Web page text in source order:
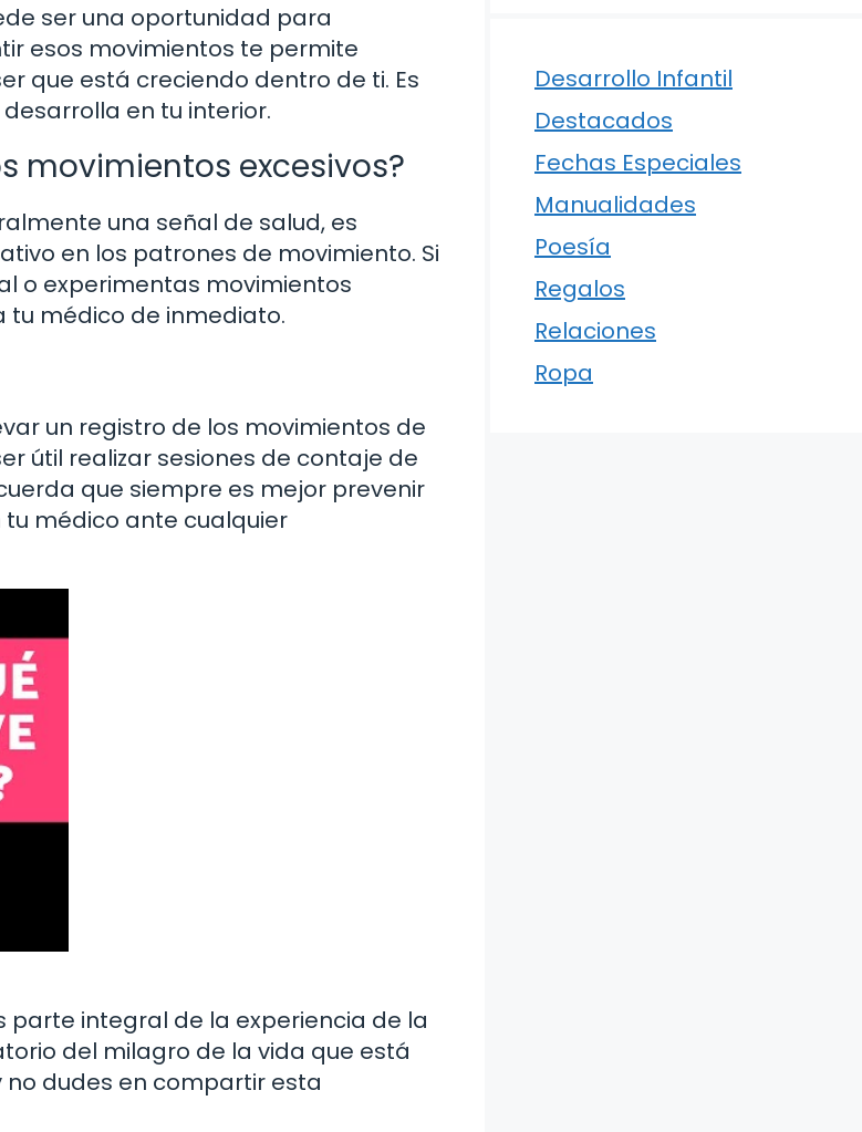
ser una oportunidad para
esos movimientos te permite
que está creciendo dentro de ti. Es
en tu interior.
movimientos excesivos?
una señal de salud, es
en los patrones de movimiento. Si
o experimentas movimientos
tu médico de inmediato.
un registro de los movimientos de
útil realizar sesiones de contaje de
que siempre es mejor prevenir
médico ante cualquier
parte integral de la experiencia de la
del milagro de la vida que está
dudes en compartir esta
Desarrollo Infantil
Destacados
Fechas Especiales
Manualidades
Poesía
Regalos
Relaciones
Ropa